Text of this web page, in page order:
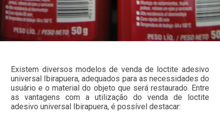
Existem diversos modelos de venda de loctite adesivo
universal Ibirapuera, adequados para as necessidades do
usuário e o material do objeto que será restaurado. Entre
as vantagens com a utilização do venda de loctite
adesivo universal Ibirapuera, é possível destacar: